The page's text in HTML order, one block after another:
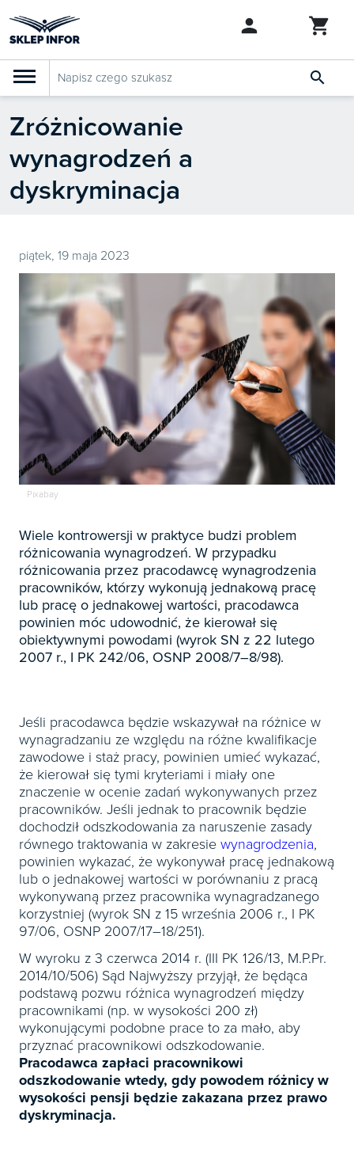
PRODUKTY
SZUKAJ PODOBNYCH PRODUKTÓW

Klasyfikacja budżetowa 2027
Szkolenia
Abonamenty
Dziennik Gazeta Prawna
Bestsellery 
Nowości 
Zapowiedzi 
Prenumerata 2026 
Szkolenia 
Kadry
Biznes / Zarządzanie
Prawo Pracy i ZUS 
Czasopisma
E-wydania
Książki
E-booki
Webinaria
Rachunkowość i finanse 
Czasopisma
E-wydania
Książki
Rachunkowość budżetowa 
Czasopisma
E-wydania
Webinaria
Podatki 
Czasopisma
E-booki
Webinaria
Biura rachunkowe 
E-wydania
Książki
E-booki
Webinaria
Czasopisma
E-wydania
Książki
E-booki
Webinaria
INFORLEX 
Oprogramowanie 
Zarządzanie i HRM 
Czasopisma
E-wydania
Książki
E-booki
Webinaria
Prawo gospodarcze 
Czasopisma
E-wydania
Książki
E-booki
Webinaria
Prawo dla każdego 
Czasopisma
E-wydania
Książki
E-booki
Webinaria
Zróżnicowanie
wynagrodzeń a
dyskryminacja
piątek, 19 maja 2023
Pixabay
Wiele kontrowersji w praktyce budzi problem
różnicowania wynagrodzeń. W przypadku
różnicowania przez pracodawcę wynagrodzenia
pracowników, którzy wykonują jednakową pracę
lub pracę o jednakowej wartości, pracodawca
powinien móc udowodnić, że kierował się
obiektywnymi powodami (wyrok SN z 22 lutego
2007 r., I PK 242/06, OSNP 2008/7–8/98).
Jeśli pracodawca będzie wskazywał na różnice w
wynagradzaniu ze względu na różne kwalifikacje
zawodowe i staż pracy, powinien umieć wykazać,
że kierował się tymi kryteriami i miały one
znaczenie w ocenie zadań wykonywanych przez
pracowników. Jeśli jednak to pracownik będzie
dochodził odszkodowania za naruszenie zasady
równego traktowania w zakresie wynagrodzenia,
powinien wykazać, że wykonywał pracę jednakową
lub o jednakowej wartości w porównaniu z pracą
wykonywaną przez pracownika wynagradzanego
korzystniej (wyrok SN z 15 września 2006 r., I PK
97/06, OSNP 2007/17–18/251).
W wyroku z 3 czerwca 2014 r. (III PK 126/13, M.P.Pr.
2014/10/506) Sąd Najwyższy przyjął, że będąca
podstawą pozwu różnica wynagrodzeń między
pracownikami (np. w wysokości 200 zł)
wykonującymi podobne prace to za mało, aby
przyznać pracownikowi odszkodowanie.
Pracodawca zapłaci pracownikowi
odszkodowanie wtedy, gdy powodem różnicy w
wysokości pensji będzie zakazana przez prawo
dyskryminacja.